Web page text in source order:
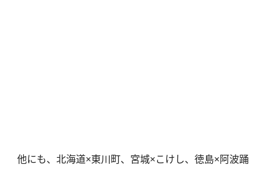
他にも、北海道×東川町、宮城×こけし、徳島×阿波踊